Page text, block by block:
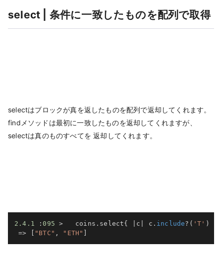
select | 条件に一致したものを配列で取得
selectはブロックが真を返したものを配列で返却してくれます。
findメソッドは最初に一致したものを返却してくれますが、
selectは真のものすべてを 返却してくれます。
2.4 .1 :095 >
   coins
. select{ c c . include? ( 'T' )
=>
[ "BTC" , "ETH" ]